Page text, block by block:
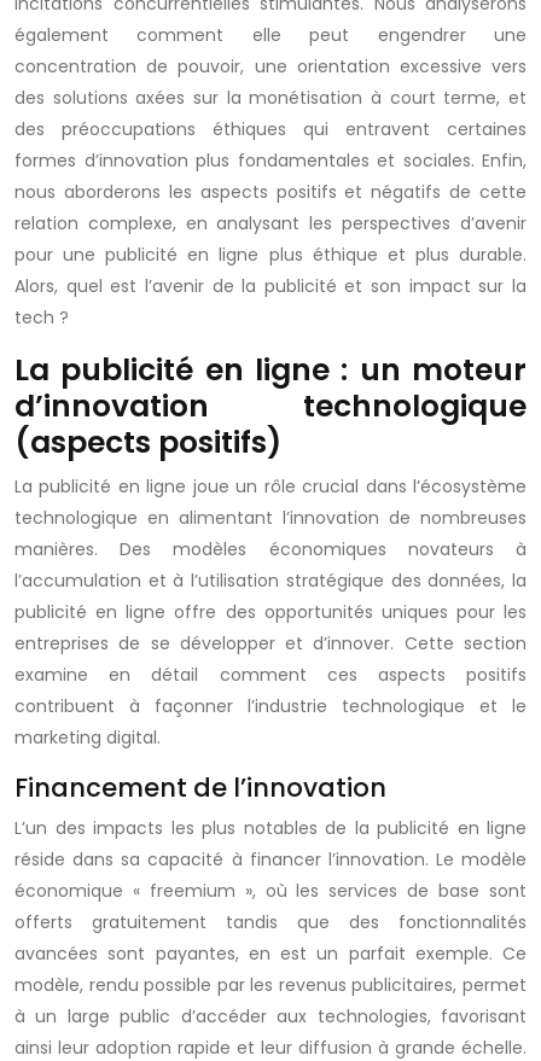
également comment elle peut engendrer une
concentration de pouvoir, une orientation excessive vers
des solutions axées sur la monétisation à court terme, et
des préoccupations éthiques qui entravent certaines
formes d’innovation plus fondamentales et sociales. Enfin,
nous aborderons les aspects positifs et négatifs de cette
relation complexe, en analysant les perspectives d’avenir
pour une publicité en ligne plus éthique et plus durable.
Alors, quel est l’avenir de la publicité et son impact sur la
tech ?
La publicité en ligne : un moteur
d’innovation technologique
(aspects positifs)
La publicité en ligne joue un rôle crucial dans l’écosystème
technologique en alimentant l’innovation de nombreuses
manières. Des modèles économiques novateurs à
l’accumulation et à l’utilisation stratégique des données, la
publicité en ligne offre des opportunités uniques pour les
entreprises de se développer et d’innover. Cette section
examine en détail comment ces aspects positifs
contribuent à façonner l’industrie technologique et le
marketing digital.
Financement de l’innovation
L’un des impacts les plus notables de la publicité en ligne
réside dans sa capacité à financer l’innovation. Le modèle
économique « freemium », où les services de base sont
offerts gratuitement tandis que des fonctionnalités
avancées sont payantes, en est un parfait exemple. Ce
modèle, rendu possible par les revenus publicitaires, permet
à un large public d’accéder aux technologies, favorisant
ainsi leur adoption rapide et leur diffusion à grande échelle.